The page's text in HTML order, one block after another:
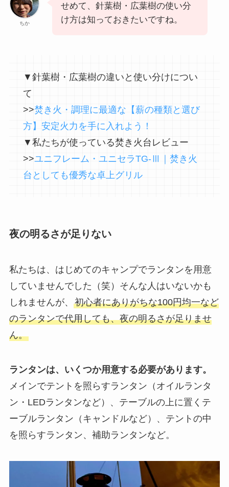
ちか
せめて、針葉樹・広葉樹の使い分
け方は知っておきたいですね。
▼針葉樹・広葉樹の違いと使い分けについ
て
>>焚き火・調理に最適な【薪の種類と選び
方】安定火力を手に入れよう！
▼私たちが使っている焚き火台レビュー
>>ユニフレーム・ユニセラTG-Ⅲ｜焚き火
台としても優秀な卓上グリル
夜の明るさが足りない
私たちは、はじめてのキャンプでランタンを用意
していませんでした（笑）そんな人はいないかも
しれませんが、 初心者にありがちな100円均一など
のランタンで代用しても、夜の明るさが足りませ
ん。
ランタンは、いくつか用意する必要があります。
メインでテントを照らすランタン（オイルランタ
ン・LEDランタンなど）、テーブルの上に置くテ
ーブルランタン（キャンドルなど）、テントの中
を照らすランタン、補助ランタンなど。